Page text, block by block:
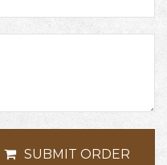
SUBMIT ORDER